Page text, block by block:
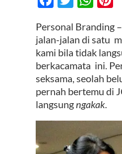
Personal Branding
jalan-jalan di satu
kami bila tidak
berkacamata ini.
seksama, seolah
pernah bertemu di
langsungngakak.